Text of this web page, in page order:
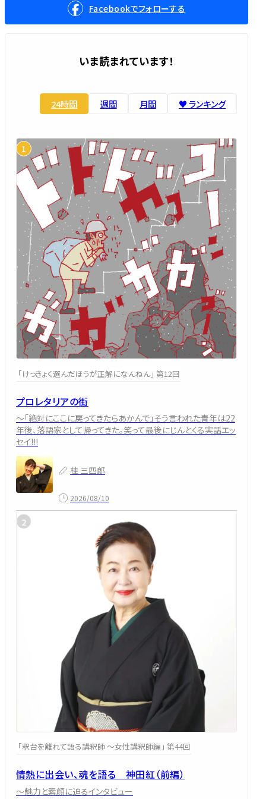
Facebookでフォローする
いま読まれています！
24時間 週間 月間 ♥️ ランキング
「けっきょく選んだほうが正解になんねん」 第12回
プロレタリアの街
～「絶対にここに戻ってきたらあかんで」そう言われた青年は22
年後、落語家として帰ってきた。笑って最後にじんとくる実話エッ
セイ!!!
桂 三四郎
2026/08/10
「釈台を離れて語る講釈師 ～女性講釈師編」 第44回
情熱に出会い、魂を語る 神田紅（前編）
～魅力と素顔に迫るインタビュー